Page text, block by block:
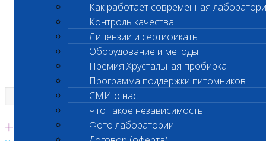
ШАНС БИО
Независимая ветеринарная лаборатория
Единая круглосуточная справочная
+7 495 260 0 260
Как работает современная
Контроль качества
Лицензии и сертификаты
Оборудование и методы
Премия Хрустальная пробирка
Программа поддержки питомников
СМИ о нас
Что такое независимость
Фото лаборатории